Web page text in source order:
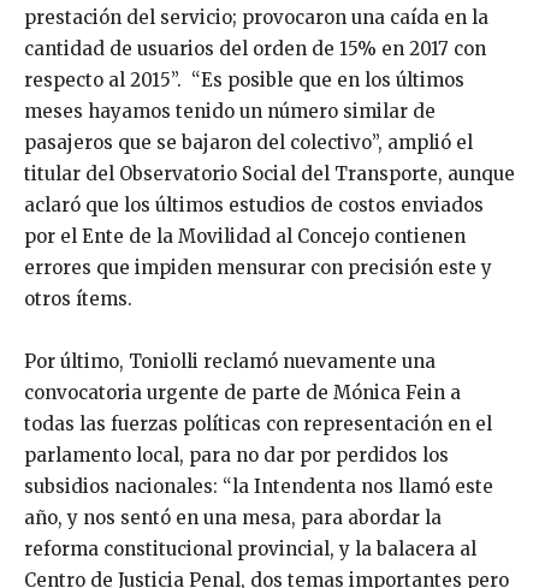
prestación del servicio; provocaron una caída en la
cantidad de usuarios del orden de 15% en 2017 con
respecto al 2015”. “Es posible que en los últimos
meses hayamos tenido un número similar de
pasajeros que se bajaron del colectivo”, amplió el
titular del Observatorio Social del Transporte, aunque
aclaró que los últimos estudios de costos enviados
por el Ente de la Movilidad al Concejo contienen
errores que impiden mensurar con precisión este y
otros ítems.
Por último, Toniolli reclamó nuevamente una
convocatoria urgente de parte de Mónica Fein a
todas las fuerzas políticas con representación en el
parlamento local, para no dar por perdidos los
subsidios nacionales: “la Intendenta nos llamó este
año, y nos sentó en una mesa, para abordar la
reforma constitucional provincial, y la balacera al
Centro de Justicia Penal, dos temas importantes pero